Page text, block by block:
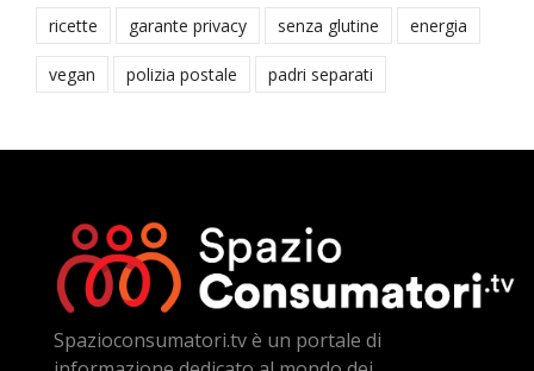
ricette garante privacy senza glutine energia
vegan polizia postale padri separati
Spazioconsumatori.tv è un portale di